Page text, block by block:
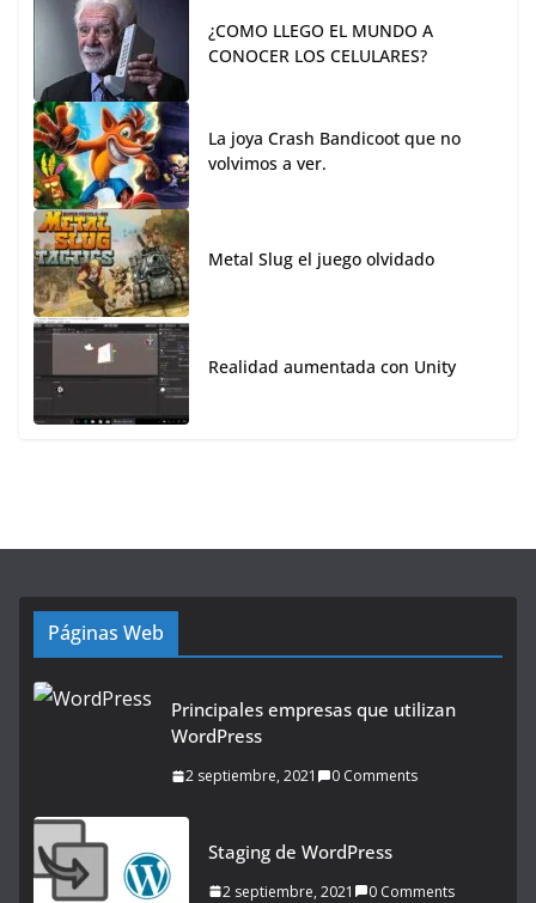
¿COMO LLEGO EL MUNDO A
CONOCER LOS CELULARES?
La joya Crash Bandicoot que no
volvimos a ver.
Metal Slug el juego olvidado
Realidad aumentada con Unity
Páginas Web
Principales empresas que utilizan
WordPress
2 septiembre, 2021 0 Comments
Staging de WordPress
2 septiembre, 2021 0 Comments